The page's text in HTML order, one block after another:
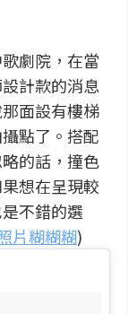
劇院，在當
計款的消息
面設有樓梯
點了。搭配
的話，撞色
想在呈現較
不錯的選
片糊糊糊)